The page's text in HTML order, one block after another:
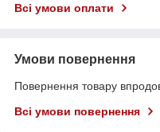
Всі умови оплати
Умови повернення
Повернення товару
Всі умови повернення